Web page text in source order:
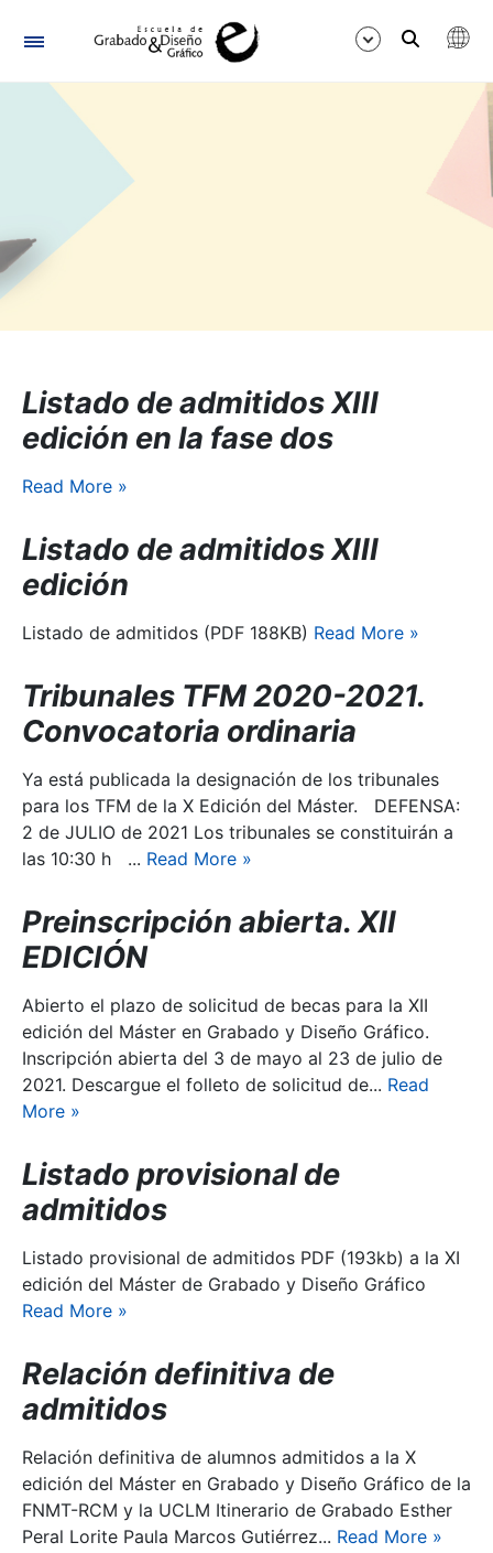
Navigation
Listado de admitidos XIII
edición en la fase dos
Read More »
Listado de admitidos XIII
edición
Listado de admitidos (PDF 188KB) Read More »
Tribunales TFM 2020-2021.
Convocatoria ordinaria
Ya está publicada la designación de los tribunales
para los TFM de la X Edición del Máster. DEFENSA:
2 de JULIO de 2021 Los tribunales se constituirán a
las 10:30 h ... Read More »
Preinscripción abierta. XII
EDICIÓN
Abierto el plazo de solicitud de becas para la XII
edición del Máster en Grabado y Diseño Gráfico.
Inscripción abierta del 3 de mayo al 23 de julio de
2021. Descargue el folleto de solicitud de... Read
More »
Listado provisional de
admitidos
Listado provisional de admitidos PDF (193kb) a la XI
edición del Máster de Grabado y Diseño Gráfico
Read More »
Relación definitiva de
admitidos
Relación definitiva de alumnos admitidos a la X
edición del Máster en Grabado y Diseño Gráfico de la
FNMT-RCM y la UCLM Itinerario de Grabado Esther
Peral Lorite Paula Marcos Gutiérrez... Read More »